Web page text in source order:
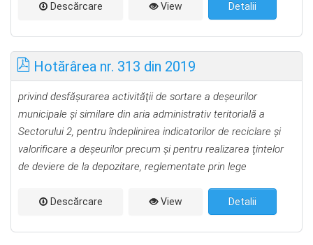
Descărcare View Detalii
Hotărârea nr. 313 din 2019
privind desfăşurarea activităţii de sortare a deşeurilor
municipale şi similare din aria administrativ teritorială a
Sectorului 2, pentru îndeplinirea indicatorilor de reciclare şi
valorificare a deşeurilor precum şi pentru realizarea ţintelor
de deviere de la depozitare, reglementate prin lege
Descărcare View Detalii